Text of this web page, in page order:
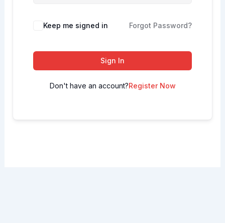
Keep me signed in Forgot Password?
Sign In
Don't have an account?Register Now